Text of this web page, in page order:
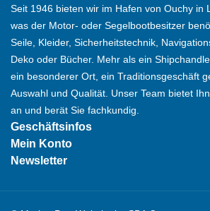
Seit 1946 bieten wir im Hafen von Ouchy in
was der Motor- oder Segelbootbesitzer
Seile, Kleider, Sicherheitstechnik,
Deko oder Bücher. Mehr als ein
ein besonderer Ort, ein Traditionsgeschäft
Auswahl und Qualität. Unser Team bietet
an und berät Sie fachkundig.
Geschäftsinfos
Mein Konto
Newsletter